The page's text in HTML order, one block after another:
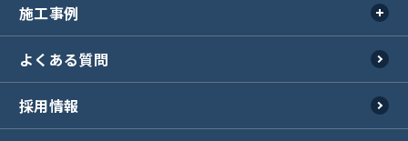
エクステリア
オンリーワンクラブ
シャッター取扱説明書
修理・メンテナンス
重量シャッター保守点検
施工事例
施工事例TOP
シャッター
エクステリア
よくある質問
採用情報